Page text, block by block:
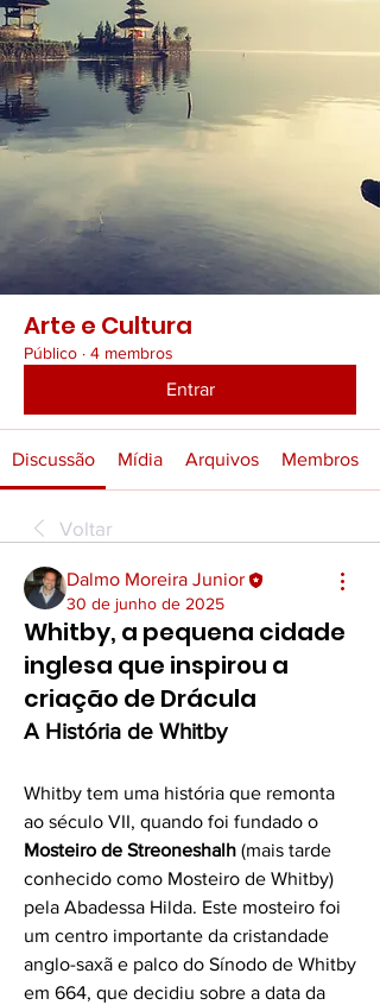
Arte e Cultura
Público · 4 membros
Entrar
Discussão Mídia Arquivos Membros
Voltar
Dalmo Moreira Junior
30 de junho de 2025
Whitby, a pequena cidade
inglesa que inspirou a
criação de Drácula
A História de Whitby
Whitby tem uma história que remonta
Mosteiro de Streoneshalh (mais tarde
conhecido como Mosteiro de Whitby)
pela Abadessa Hilda. Este mosteiro foi
um centro importante da cristandade
anglo-saxã e palco do Sínodo de Whitby
em 664, que decidiu sobre a data da